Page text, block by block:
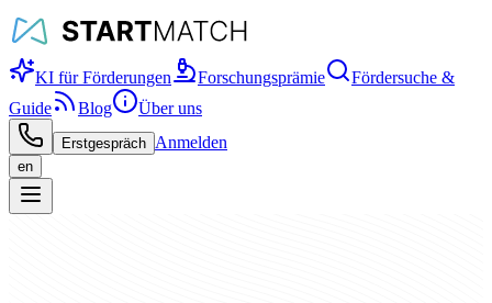
KI für Förderungen Forschungsprämie
Fördersuche &
Guide
Blog Über uns
Erstgespräch Anmelden
en